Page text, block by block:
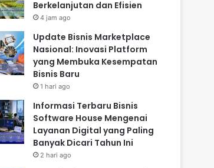
Berkelanjutan dan Efisien
4 jam ago
Update Bisnis Marketplace
Nasional: Inovasi Platform
yang Membuka Kesempatan
Bisnis Baru
1 hari ago
Informasi Terbaru Bisnis
Software House Mengenai
Layanan Digital yang Paling
Banyak Dicari Tahun Ini
2 hari ago